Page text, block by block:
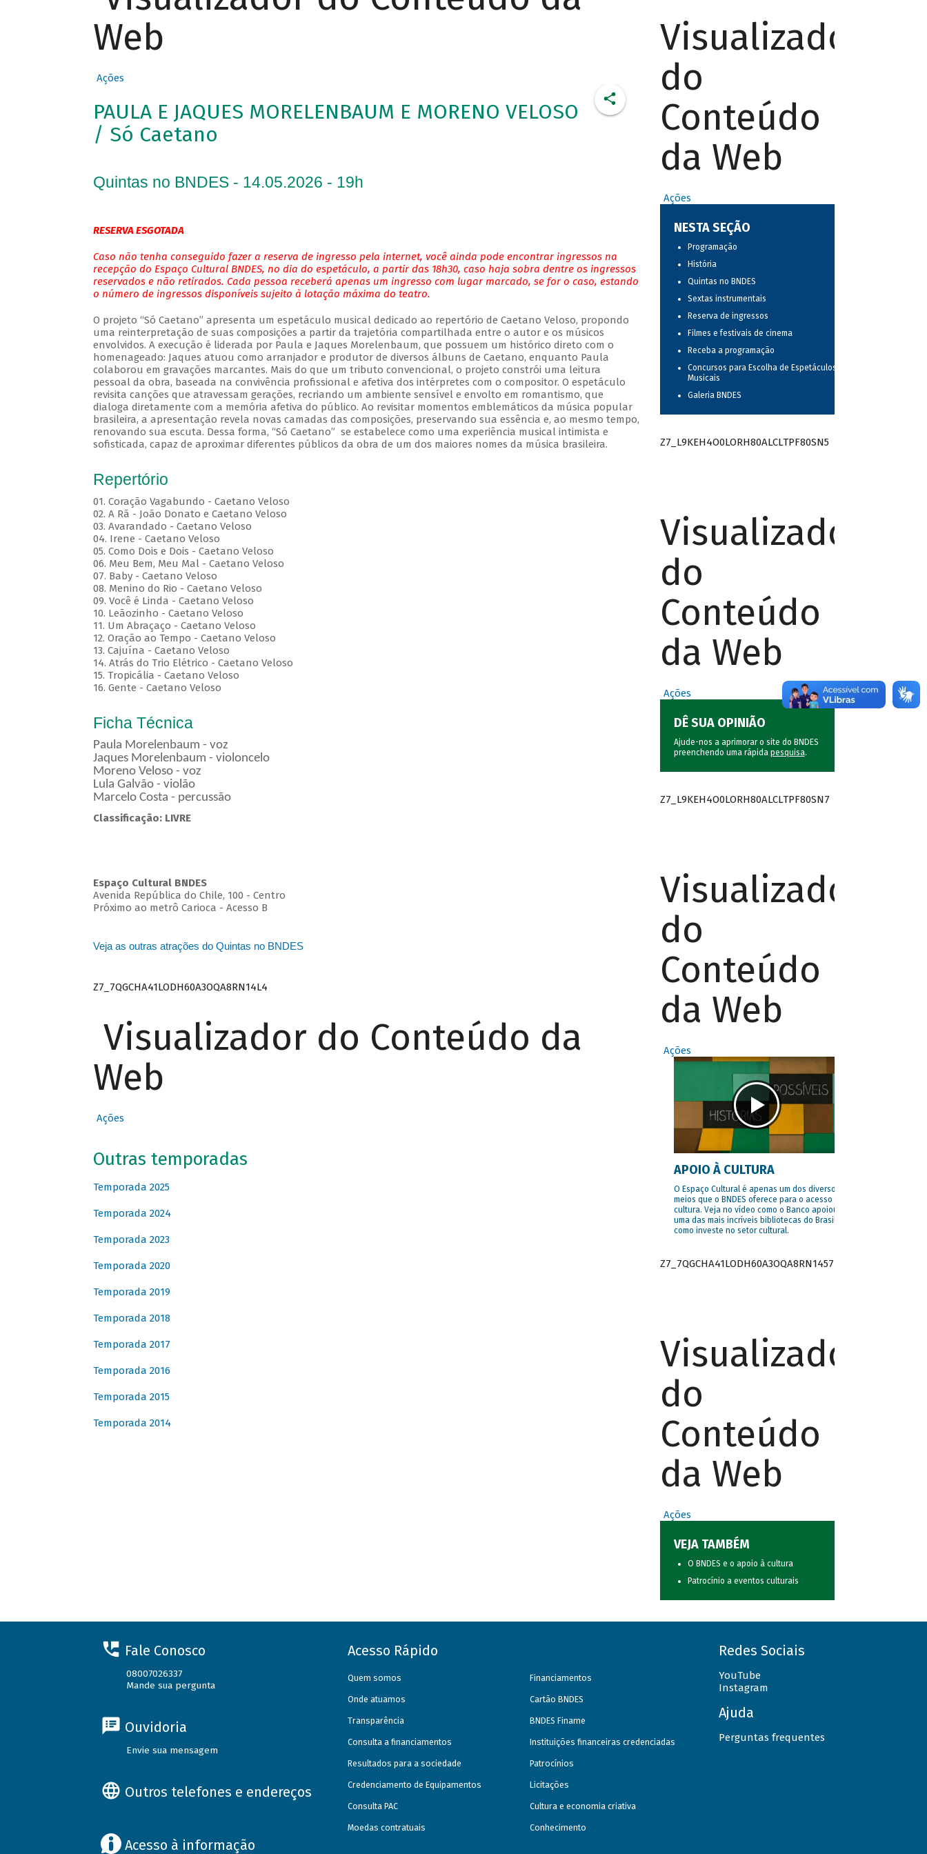
Web
Ações
PAULA E JAQUES MORELENBAUM E MORENO VELOSO
/ Só Caetano
Quintas no BNDES - 14.05.2026 - 19h
RESERVA ESGOTADA
Caso não tenha conseguido fazer a reserva de ingresso pela internet, você ainda pode encontrar ingressos na
recepção do Espaço Cultural BNDES, no dia do espetáculo, a partir das 18h30, caso haja sobra dentre os ingressos
reservados e não retirados. Cada pessoa receberá apenas um ingresso com lugar marcado, se for o caso, estando
o número de ingressos disponíveis sujeito à lotação máxima do teatro.
O projeto “Só Caetano” apresenta um espetáculo musical dedicado ao repertório de Caetano Veloso, propondo
uma reinterpretação de suas composições a partir da trajetória compartilhada entre o autor e os músicos
envolvidos. A execução é liderada por Paula e Jaques Morelenbaum, que possuem um histórico direto com o
homenageado: Jaques atuou como arranjador e produtor de diversos álbuns de Caetano, enquanto Paula
colaborou em gravações marcantes. Mais do que um tributo convencional, o projeto constrói uma leitura
pessoal da obra, baseada na convivência profissional e afetiva dos intérpretes com o compositor. O espetáculo
revisita canções que atravessam gerações, recriando um ambiente sensível e envolto em romantismo, que
dialoga diretamente com a memória afetiva do público. Ao revisitar momentos emblemáticos da música popular
brasileira, a apresentação revela novas camadas das composições, preservando sua essência e, ao mesmo tempo,
renovando sua escuta. Dessa forma, “Só Caetano” se estabelece como uma experiência musical intimista e
sofisticada, capaz de aproximar diferentes públicos da obra de um dos maiores nomes da música brasileira.
Repertório
01. Coração Vagabundo - Caetano Veloso
02. A Rã - João Donato e Caetano Veloso
03. Avarandado - Caetano Veloso
04. Irene - Caetano Veloso
05. Como Dois e Dois - Caetano Veloso
06. Meu Bem, Meu Mal - Caetano Veloso
07. Baby - Caetano Veloso
08. Menino do Rio - Caetano Veloso
09. Você é Linda - Caetano Veloso
10. Leãozinho - Caetano Veloso
11. Um Abraçaço - Caetano Veloso
12. Oração ao Tempo - Caetano Veloso
13. Cajuína - Caetano Veloso
14. Atrás do Trio Elétrico - Caetano Veloso
15. Tropicália - Caetano Veloso
16. Gente - Caetano Veloso
Ficha Técnica
Paula Morelenbaum - voz
Jaques Morelenbaum - violoncelo
Moreno Veloso - voz
Lula Galvão - violão
Marcelo Costa - percussão
Classificação: LIVRE
Espaço Cultural BNDES
Avenida República do Chile, 100 - Centro
Próximo ao metrô Carioca - Acesso B
Veja as outras atrações do Quintas no BNDES
Z7_7QGCHA41LODH60A3OQA8RN14L4
Visualizador do Conteúdo da
Web
Ações
Outras temporadas
Temporada 2025
Temporada 2024
Temporada 2023
Temporada 2020
Temporada 2019
Temporada 2018
Temporada 2017
Temporada 2016
Temporada 2015
Temporada 2014
Visualizador
do
Conteúdo
da Web
Ações
NESTA SEÇÃO
Programação
História
Quintas no BNDES
Sextas instrumentais
Reserva de ingressos
Filmes e festivais de cinema
Receba a programação
Concursos para Escolha de Espetáculos
Musicais
Galeria BNDES
Z7_L9KEH4O0LORH80ALCLTPF80SN5
Visualizador
do
Conteúdo
da Web
Ações
DÊ SUA OPINIÃO
Ajude-nos a aprimorar o site do BNDES
preenchendo uma rápida pesquisa.
Z7_L9KEH4O0LORH80ALCLTPF80SN7
Visualizador
do
Conteúdo
da Web
Ações
APOIO À CULTURA
O Espaço Cultural é apenas um dos diversos
meios que o BNDES oferece para o acesso à
cultura. Veja no vídeo como o Banco apoiou
uma das mais incríveis bibliotecas do Brasil e
como investe no setor cultural.
Z7_7QGCHA41LODH60A3OQA8RN1457
Visualizador
do
Conteúdo
da Web
Ações
VEJA TAMBÉM
O BNDES e o apoio à cultura
Patrocínio a eventos culturais
Fale Conosco
08007026337
Mande sua pergunta
Ouvidoria
Envie sua mensagem
Outros telefones e endereços
Acesso à informação
Acesso Rápido
Quem somos
Onde atuamos
Transparência
Consulta a financiamentos
Resultados para a sociedade
Credenciamento de Equipamentos
Consulta PAC
Moedas contratuais
Financiamentos
Cartão BNDES
BNDES Finame
Instituições financeiras credenciadas
Patrocínios
Licitações
Cultura e economia criativa
Conhecimento
Redes Sociais
YouTube
Instagram
Ajuda
Perguntas frequentes